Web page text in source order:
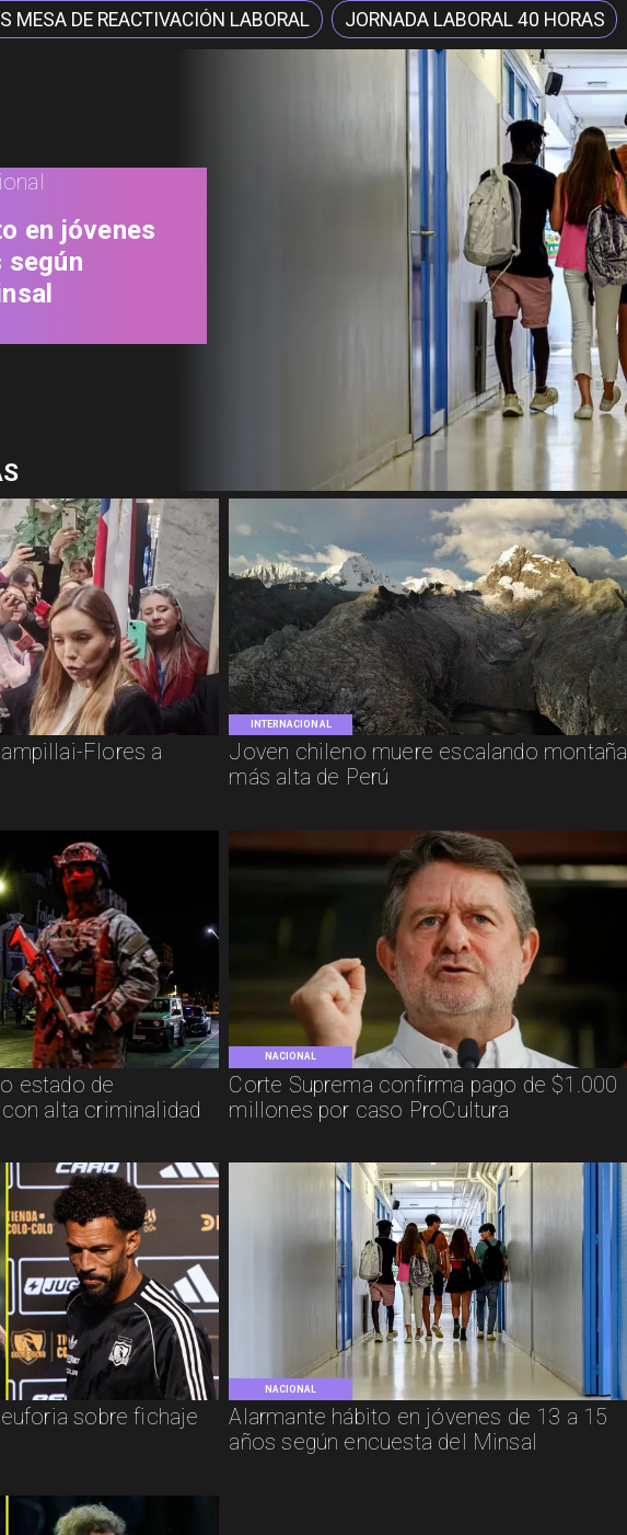
MESA DE REACTIVACIÓN LABORAL JORNADA LABORAL 40 HORAS
Flores a
INTERNACIONAL
Joven chileno muere escalando montaña
más alta de Perú
estado de
alta criminalidad
NACIONAL
Corte Suprema confirma pago de $1.000
millones por caso ProCultura
sobre fichaje
NACIONAL
Alarmante hábito en jóvenes de 13 a 15
años según encuesta del Minsal
en jóvenes
según